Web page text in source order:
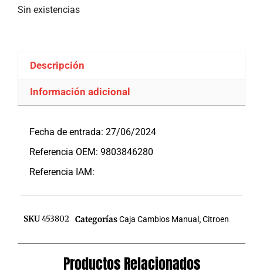
Sin existencias
Descripción
Información adicional
Fecha de entrada: 27/06/2024
Referencia OEM: 9803846280
Referencia IAM:
SKU453802 CategoríasCaja Cambios Manual ,Citroen
Productos Relacionados